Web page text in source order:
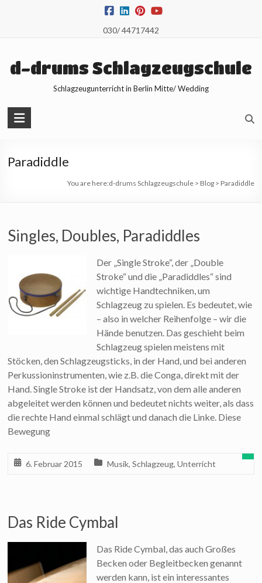
030/ 44717442
d-drums Schlagzeugschule
Schlagzeugunterricht in Berlin Mitte/ Wedding
Paradiddle
You are here:d-drums Schlagzeugschule> Blog> Paradiddle
Singles, Doubles, Paradiddles
Der „Single Stroke“, der „Double
Stroke“ und die „Paradiddles“ sind
wichtige Handtechniken, um
Schlagzeug zu spielen. Es bedeutet, wie
– also in welcher Reihenfolge – wir die
Hände benutzen. Das geschieht beim
Schlagzeug spielen meistens mit
Stöcken, den Schlagzeugsticks, in der Hand, und bei anderen
Perkussioninstrumenten, wie z.B. die Conga, direkt mit der
Hand. Single Stroke ist der Handsatz, von dem alle anderen
abgeleitet werden können und bedeutet nichts weiter, als dass
die rechte Hand einmal schlägt und danach die Linke. Diese
Bewegung
6. Februar 2015 Musik,Schlagzeug,Unterricht
Das Ride Cymbal
Das Ride Cymbal, das auch Großes
Becken oder Begleitbecken genannt
werden kann, ist ein interessantes